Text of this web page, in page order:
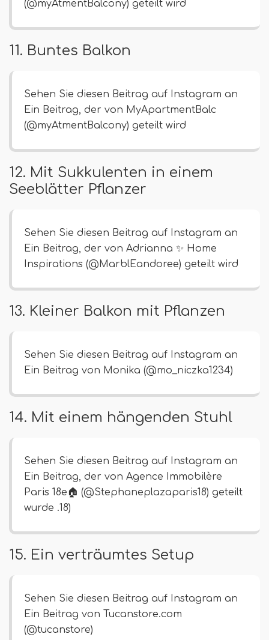
(@myAtmentBalcony) geteilt wird
11. Buntes Balkon
Sehen Sie diesen Beitrag auf Instagram an
Ein Beitrag, der von MyApartmentBalc
(@myAtmentBalcony) geteilt wird
12. Mit Sukkulenten in einem
Seeblätter Pflanzer
Sehen Sie diesen Beitrag auf Instagram an
Ein Beitrag, der von Adrianna ✨ Home
Inspirations (@MarblEandoree) geteilt wird
13. Kleiner Balkon mit Pflanzen
Sehen Sie diesen Beitrag auf Instagram an
Ein Beitrag von Monika (@mo_niczka1234)
14. Mit einem hängenden Stuhl
Sehen Sie diesen Beitrag auf Instagram an
Ein Beitrag, der von Agence Immobilère
Paris 18e🏠 (@Stephaneplazaparis18) geteilt
wurde .18)
15. Ein verträumtes Setup
Sehen Sie diesen Beitrag auf Instagram an
Ein Beitrag von Tucanstore.com
(@tucanstore)